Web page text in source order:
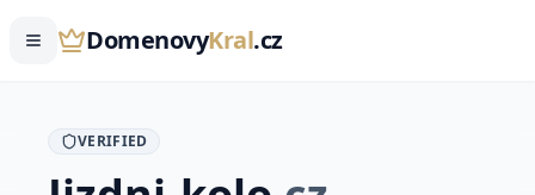
DomenovyKral.cz
VERIFIED